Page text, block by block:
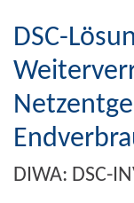
DSC-
DIWA: DSC-